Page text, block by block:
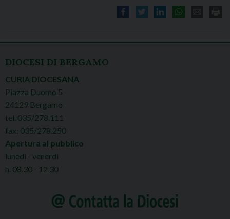
DIOCESI DI BERGAMO
CURIA DIOCESANA
Piazza Duomo 5
24129 Bergamo
tel. 035/278.111
fax: 035/278.250
Apertura al pubblico
lunedì - venerdì
h. 08.30 - 12.30